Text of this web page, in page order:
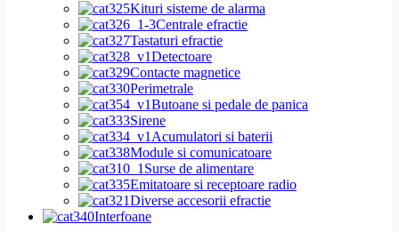
Kituri sisteme de alarma
Centrale efractie
Tastaturi efractie
Detectoare
Contacte magnetice
Perimetrale
Butoane si pedale de panica
Sirene
Acumulatori si baterii
Module si comunicatoare
Surse de alimentare
Emitatoare si receptoare radio
Diverse accesorii efractie
Interfoane